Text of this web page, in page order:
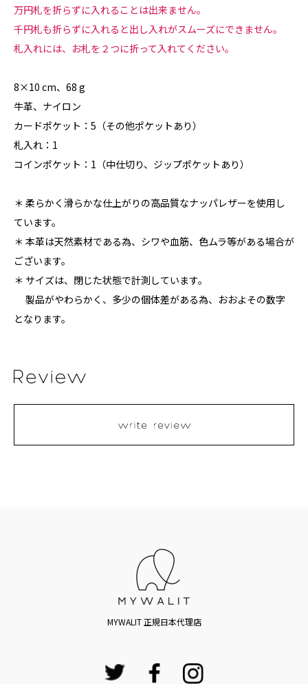
万円札を折らずに入れることは出来ません。
千円札も折らずに入れると出し入れがスムーズにできません。
札入れには、お札を２つに折って入れてください。
8×10 cm、68 g
牛革、ナイロン
カードポケット：5（その他ポケットあり）
札入れ：1
コインポケット：1（中仕切り、ジップポケットあり）
＊ 柔らかく滑らかな仕上がりの高品質なナッパレザーを使用し
ています。
＊ 本革は天然素材である為、シワや血筋、色ムラ等がある場合が
ございます。
＊ サイズは、閉じた状態で計測しています。
製品がやわらかく、多少の個体差がある為、おおよその数字
となります。
MYWALIT 正規日本代理店